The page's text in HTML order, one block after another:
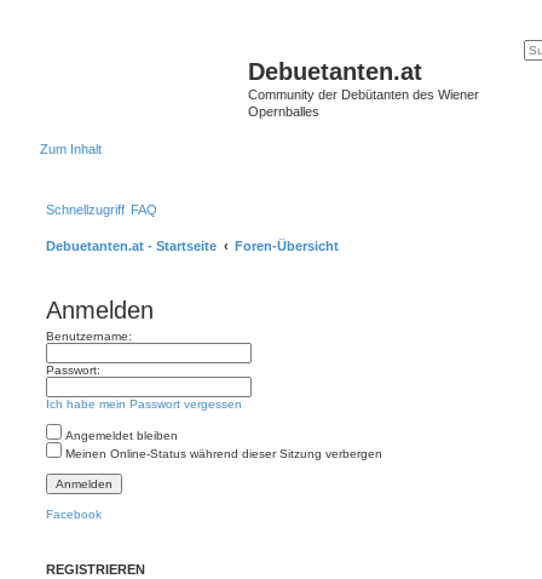
Debuetanten.at
Community der Debütanten des Wiener
Opernballes
Zum Inhalt
Schnellzugriff FAQ
Debuetanten.at - Startseite Foren-Übersicht
Anmelden
Benutzername:
Passwort:
Ich habe mein Passwort vergessen
Angemeldet bleiben
Meinen Online-Status während dieser Sitzung verbergen
Facebook
REGISTRIEREN